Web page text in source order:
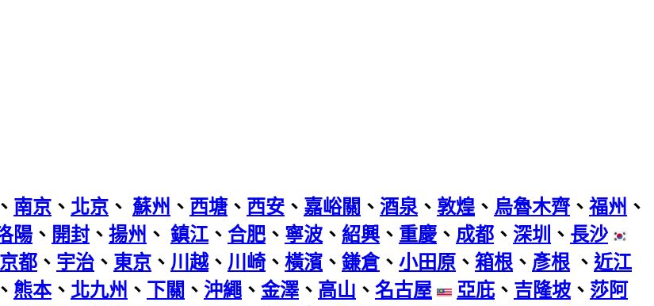
南京 、 北京 、 蘇州 、 西塘 、 西安 、 嘉峪關 、 酒泉 、 敦煌 、 烏魯木齊、 福州 、
陽 、 開封 、 揚州 、 鎮江 、 合肥 、 寧波 、 紹興 、 重慶、 成都 、 深圳 、 長沙
京都 、 宇治 、 東京 、 川越 、 川崎 、 橫濱 、 鎌倉、 小田原 、 箱根 、 彥根 、 近江
、 熊本、 北九州 、 下關 、 沖繩 、 金澤 、 高山 、 名古屋 亞庇 、 吉隆坡 、 莎阿